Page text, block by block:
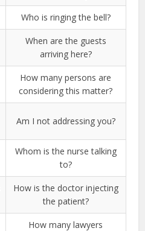
Who is ringing the bell?
When are the guests
arriving here?
How many persons are
considering this matter?
Am I not addressing you?
Whom is the nurse talking
to?
How is the doctor injecting
the patient?
How many lawyers